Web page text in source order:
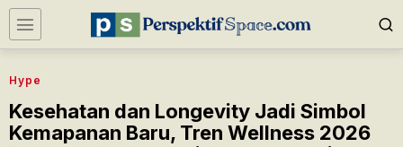
Hype
Kesehatan dan Longevity Jadi Simbol
Kemapanan Baru, Tren Wellness 2026